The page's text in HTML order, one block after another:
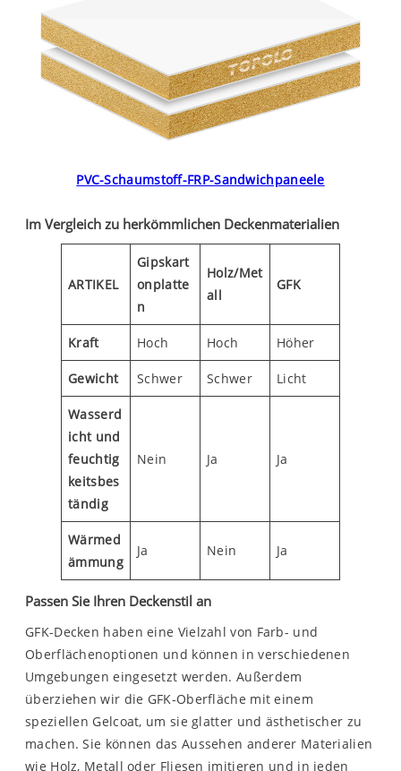
PVC-Schaumstoff-FRP-Sandwichpaneele
Im Vergleich zu herkömmlichen Deckenmaterialien
ARTIKEL
Gipskart
onplatte
n
Holz/Met
all
GFK
Kraft Hoch Hoch Höher
Gewicht Schwer Schwer Licht
Wasserd
icht und
feuchtig
keitsbes
tändig
Nein Ja Ja
Wärmed
ämmung
Ja Nein Ja
Passen Sie Ihren Deckenstil an
GFK-Decken haben eine Vielzahl von Farb- und
Oberflächenoptionen und können in verschiedenen
Umgebungen eingesetzt werden. Außerdem
überziehen wir die GFK-Oberfläche mit einem
speziellen Gelcoat, um sie glatter und ästhetischer zu
machen. Sie können das Aussehen anderer Materialien
wie Holz, Metall oder Fliesen imitieren und in jeden